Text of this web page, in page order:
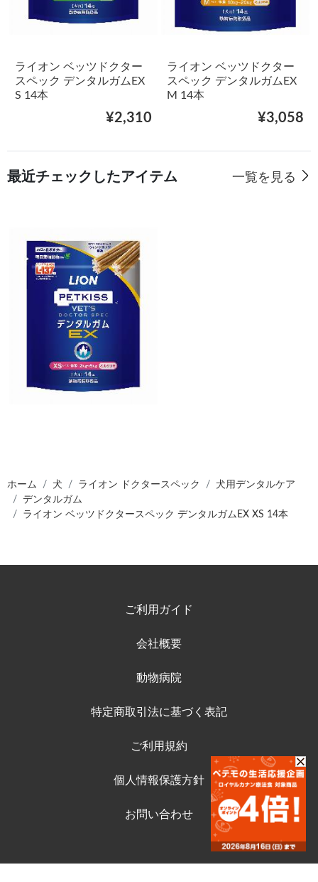
ライオン ベッツドクター
スペック デンタルガムEX
S 14本
¥2,310
ライオン ベッツドクター
スペック デンタルガムEX
M 14本
¥3,058
最近チェックしたアイテム 一覧を見る
ホーム 犬 ライオン ドクタースペック
犬用デンタルケア
デンタルガム
ライオン ベッツドクタースペック デンタルガムEX XS 14本
ご利用ガイド
会社概要
動物病院
特定商取引法に基づく表記
ご利用規約
個人情報保護方針
お問い合わせ